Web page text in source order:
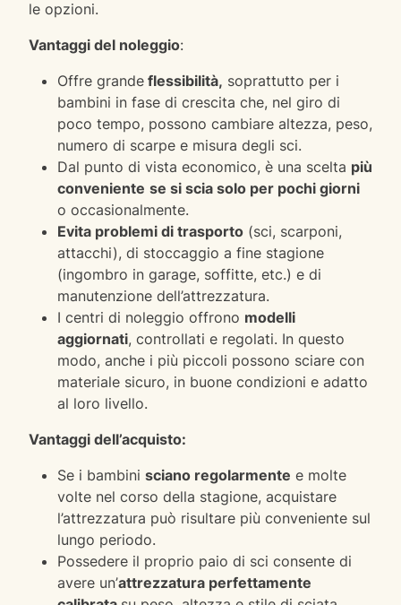
le opzioni.
Vantaggi del noleggio:
Offre grande flessibilità, soprattutto per i
bambini in fase di crescita che, nel giro di
poco tempo, possono cambiare altezza, peso,
numero di scarpe e misura degli sci.
Dal punto di vista economico, è una scelta più
conveniente se si scia solo per pochi giorni
o occasionalmente.
Evita problemi di trasporto (sci, scarponi,
attacchi), di stoccaggio a fine stagione
(ingombro in garage, soffitte, etc.) e di
manutenzione dell’attrezzatura.
I centri di noleggio offrono modelli
aggiornati, controllati e regolati. In questo
modo, anche i più piccoli possono sciare con
materiale sicuro, in buone condizioni e adatto
al loro livello.
Vantaggi dell’acquisto:
Se i bambini sciano regolarmente e molte
volte nel corso della stagione, acquistare
l’attrezzatura può risultare più conveniente sul
lungo periodo.
Possedere il proprio paio di sci consente di
avere un’attrezzatura perfettamente